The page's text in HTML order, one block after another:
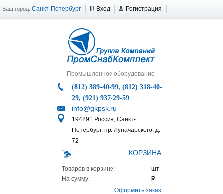
Ваш город: Санкт-Петербург Вход Регистрация
Промышленное оборудование
(812) 389-40-99, (812) 318-40-
29, (921) 937-29-59
info@gkpsk.ru
194291 Россия, Санкт-
Петербург, пр. Луначарского, д.
72
КОРЗИНА
Товаров в корзине:
На сумму:
Оформить заказ